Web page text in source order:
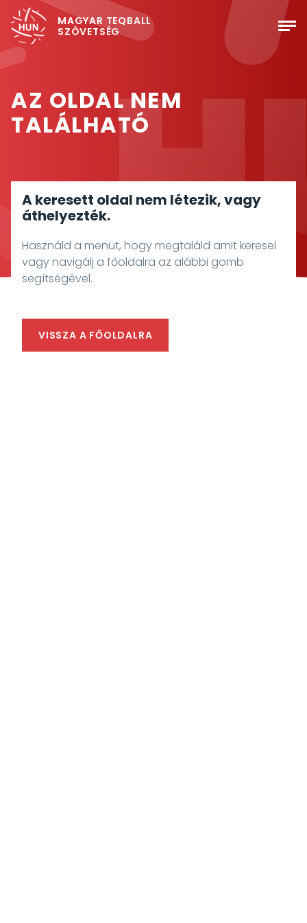
MAGYAR TEQBALL
SZÖVETSÉG
AZ OLDAL NEM
TALÁLHATÓ
A keresett oldal nem létezik, vagy
áthelyezték.
Használd a menüt, hogy megtaláld amit keresel
vagy navigálj a főoldalra az alábbi gomb
segítségével.
VISSZA A FŐOLDALRA